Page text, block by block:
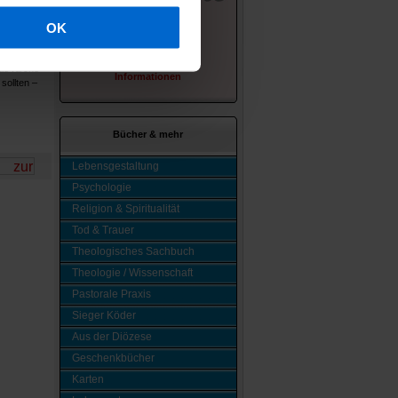
OK
jenen
hat –
–
Informationen
Bücher & mehr
Lebensgestaltung
Psychologie
Religion & Spiritualität
Tod & Trauer
Theologisches Sachbuch
Theologie / Wissenschaft
Pastorale Praxis
Sieger Köder
Aus der Diözese
Geschenkbücher
Karten